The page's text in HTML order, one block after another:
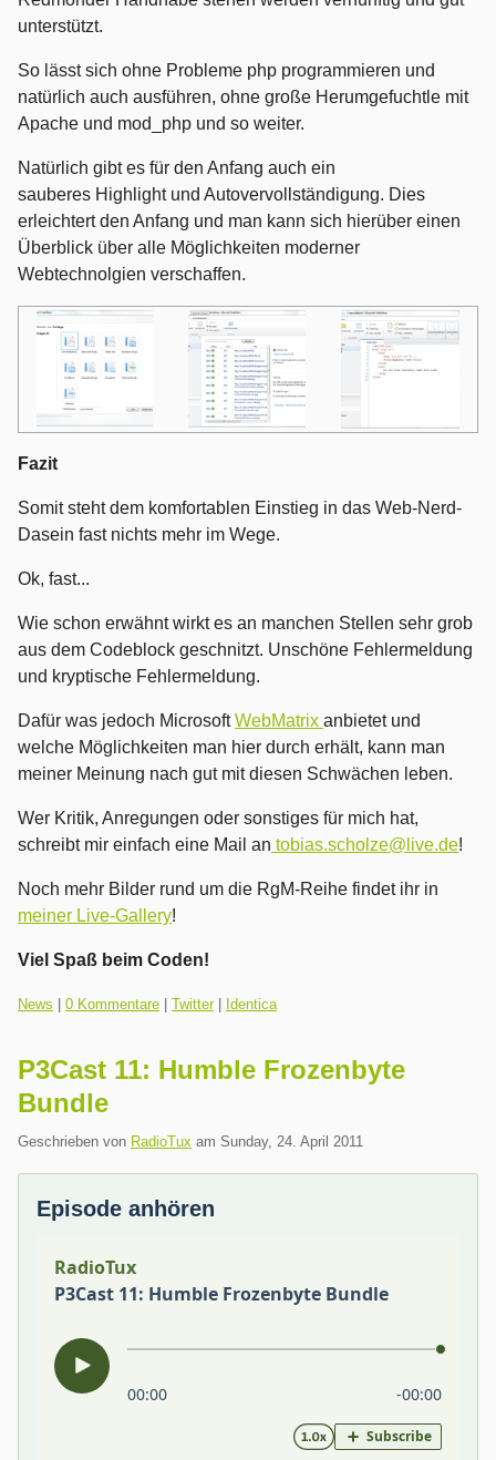
unterstützt.
So lässt sich ohne Probleme php programmieren und
natürlich auch ausführen, ohne große Herumgefuchtle mit
Apache und mod_php und so weiter.
Natürlich gibt es für den Anfang auch ein
sauberes Highlight und Autovervollständigung. Dies
erleichtert den Anfang und man kann sich hierüber einen
Überblick über alle Möglichkeiten moderner
Webtechnolgien verschaffen.
Fazit
Somit steht dem komfortablen Einstieg in das Web-Nerd-
Dasein fast nichts mehr im Wege.
Ok, fast...
Wie schon erwähnt wirkt es an manchen Stellen sehr grob
aus dem Codeblock geschnitzt. Unschöne Fehlermeldung
und kryptische Fehlermeldung.
Dafür was jedoch MicrosoftWebMatrix anbietet und
welche Möglichkeiten man hier durch erhält, kann man
meiner Meinung nach gut mit diesen Schwächen leben.
Wer Kritik, Anregungen oder sonstiges für mich hat,
schreibt mir einfach eine Mail an tobias.scholze@live.de!
Noch mehr Bilder rund um die RgM-Reihe findet ihr in
meiner Live-Gallery!
Viel Spaß beim Coden!
Kategorien:
News 0 Kommentare Twitter| Identica
P3Cast 11: Humble Frozenbyte
Bundle
Geschrieben von RadioTux am Sunday, 24. April 2011
Episode anhören